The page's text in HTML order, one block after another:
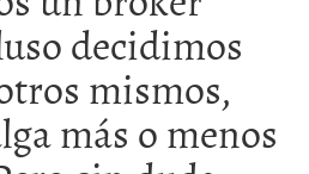
decidimos
mismos,
más o menos